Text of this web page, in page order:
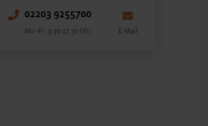
02203 9255700
Mo.-Fr. 9:30-17:30 Uhr E-Mail